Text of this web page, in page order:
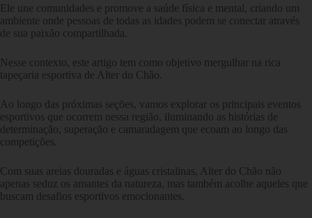
Ele une comunidades e promove a saúde física e mental, criando um
ambiente onde pessoas de todas as idades podem se conectar através
de sua paixão compartilhada.
Nesse contexto, este artigo tem como objetivo mergulhar na rica
tapeçaria esportiva de Alter do Chão.
Ao longo das próximas seções, vamos explorar os principais eventos
esportivos que ocorrem nessa região, iluminando as histórias de
determinação, superação e camaradagem que ecoam ao longo das
competições.
Com suas areias douradas e águas cristalinas, Alter do Chão não
apenas seduz os amantes da natureza, mas também acolhe aqueles que
buscam desafios esportivos emocionantes.